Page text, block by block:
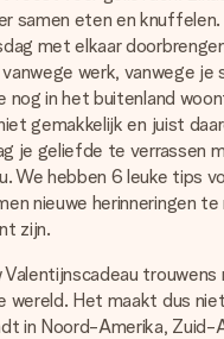
die raakt.
voor het moment.
samen eten en knuffelen.
met elkaar
werk, vanwege je
in het buitenland
gemakkelijk en juist
je geliefde te verrassen
We hebben 6 leuke tips
nieuwe herinneringen te
zijn.
trouwens
wereld. Het maakt dus
in Noord-Amerika, Zuid-